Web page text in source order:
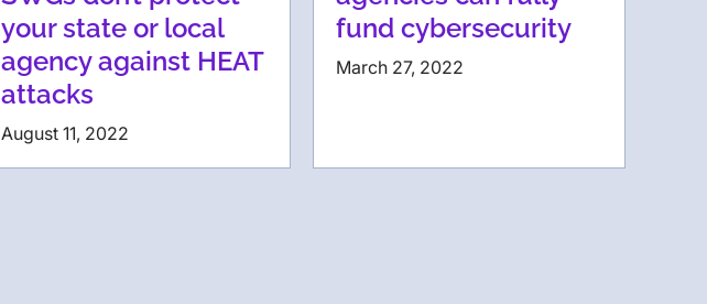
your state or local
agency against HEAT
attacks
August 11, 2022
fund cybersecurity
March 27, 2022